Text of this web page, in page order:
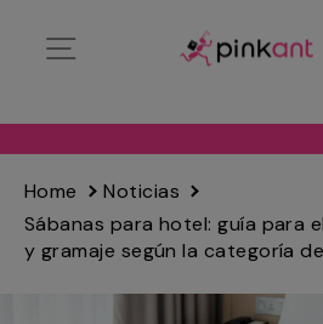
directamente
Home
Noticias
Sábanas para hotel: guía para
y gramaje según la categoría